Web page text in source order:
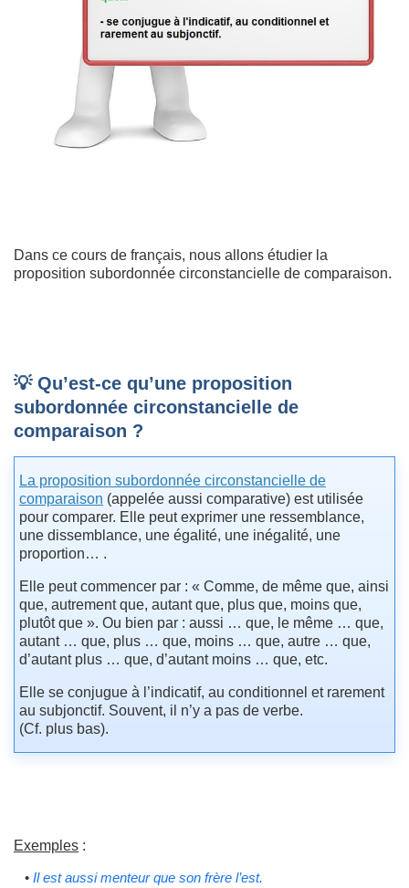
Dans ce cours de français, nous allons étudier la
proposition subordonnée circonstancielle de comparaison.
💡 Qu’est-ce qu’une proposition
subordonnée circonstancielle de
comparaison ?
La proposition subordonnée circonstancielle de
comparaison (appelée aussi comparative) est utilisée
pour comparer. Elle peut exprimer une ressemblance,
une dissemblance, une égalité, une inégalité, une
proportion… .
Elle peut commencer par : « Comme, de même que, ainsi
que, autrement que, autant que, plus que, moins que,
plutôt que ». Ou bien par : aussi … que, le même … que,
autant … que, plus … que, moins … que, autre … que,
d’autant plus … que, d’autant moins … que, etc.
Elle se conjugue à l’indicatif, au conditionnel et rarement
au subjonctif. Souvent, il n’y a pas de verbe.
(Cf. plus bas).
Exemples :
• Il est aussi menteur que son frère l’est.